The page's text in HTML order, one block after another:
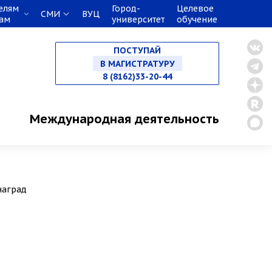
СМИ ВУЦ
Город-
университет
Целевое
обучение
ПОСТУПАЙ
НА СПЕЦИАЛИТЕТ
В МАГИСТРАТУРУ
8 (8162)33-20-44
Международная деятельность